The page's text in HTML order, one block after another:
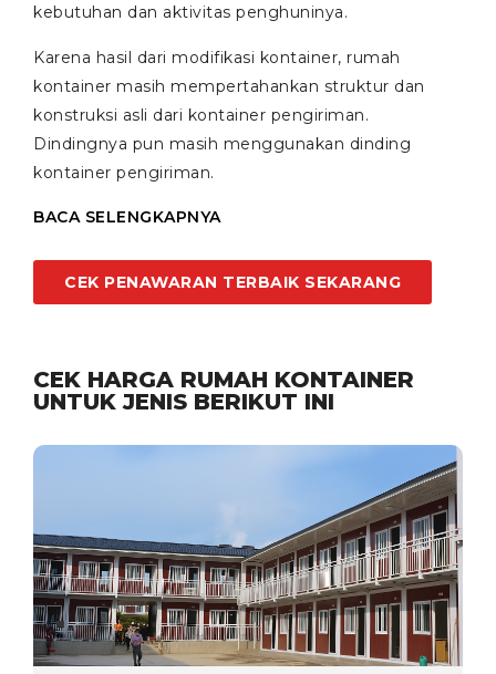
kebutuhan dan aktivitas penghuninya.
Karena hasil dari modifikasi kontainer, rumah
kontainer masih mempertahankan struktur dan
konstruksi asli dari kontainer pengiriman.
Dindingnya pun masih menggunakan dinding
kontainer pengiriman.
BACA SELENGKAPNYA
CEK PENAWARAN TERBAIK SEKARANG
CEK HARGA RUMAH KONTAINER
UNTUK JENIS BERIKUT INI